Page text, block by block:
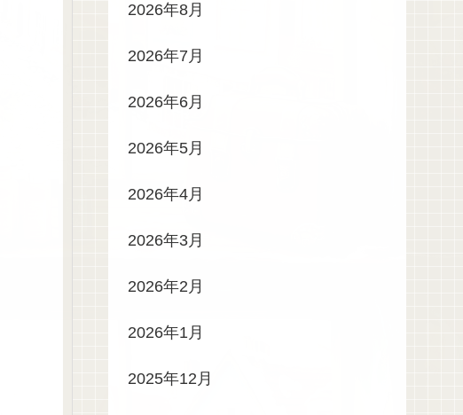
2026年8月
2026年7月
2026年6月
2026年5月
2026年4月
2026年3月
2026年2月
2026年1月
2025年12月